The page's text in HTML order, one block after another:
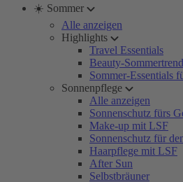
☀️ Sommer
Alle anzeigen
Highlights
Travel Essentials
Beauty-
Sommer-Essentials
Sonnenpflege
Alle anzeigen
Sonnenschutz fürs
Make-up mit LSF
Sonnenschutz für
Haarpflege mit LSF
After Sun
Selbstbräuner